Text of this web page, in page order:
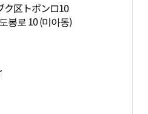
ク区トボンロ10
봉로 10 (미아동)